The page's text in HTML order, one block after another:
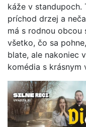
káže v
príchod drzej a
má s rodnou obcou
všetko, čo sa
blate, ale nakoniec
komédia s krásnym